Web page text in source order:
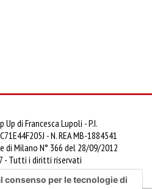
Up di Francesca Lupoli - P.I.
- N. REA MB-1884541
di Milano N° 366 del 28/09/2012
- Tutti i diritti riservati
consenso per le tecnologie di